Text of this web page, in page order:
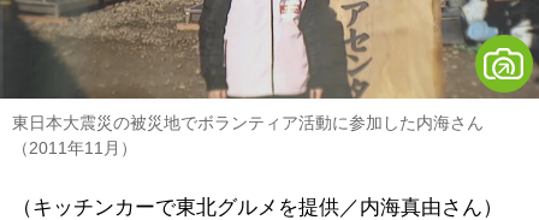
東日本大震災の被災地でボランティア活動に参加した内海さん
（2011年11月）
（キッチンカーで東北グルメを提供／内海真由さん）